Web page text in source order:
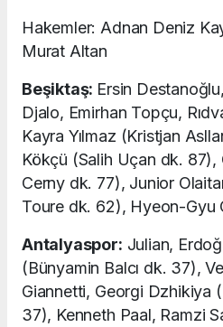
Hakemler: Adnan Deniz
Murat Altan
Beşiktaş: Ersin
Djalo, Emirhan Topçu,
Kayra Yılmaz (Kristjan
Kökçü (Salih Uçan dk.
Cerny dk. 77), Junior
Toure dk. 62), Hyeon-Gyu
Antalyaspor: Julian,
(Bünyamin Balcı dk. 37),
Giannetti, Georgi Dzhikiya
37), Kenneth Paal, Ramzi